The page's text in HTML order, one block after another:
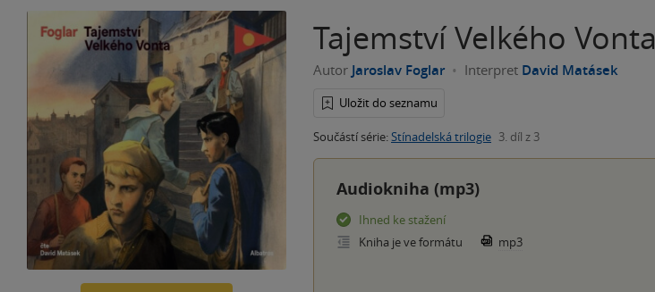
Tajemství Velkého Vonta
Autor Jaroslav Foglar Interpret David Matásek
Uložit do seznamu
Součástí série:Stínadelská trilogie 3. díl z 3
Audiokniha (mp3)
Ihned ke stažení
Kniha je ve formátu
mp3